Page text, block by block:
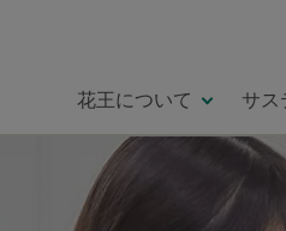
花王について サス